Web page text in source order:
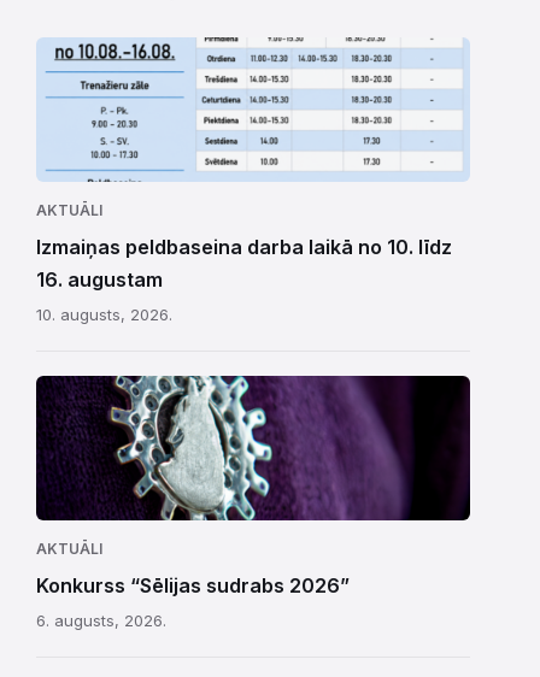
AKTUĀLI
Izmaiņas peldbaseina darba laikā no 10. līdz
16. augustam
10. augusts, 2026.
AKTUĀLI
Konkurss “Sēlijas sudrabs 2026”
6. augusts, 2026.